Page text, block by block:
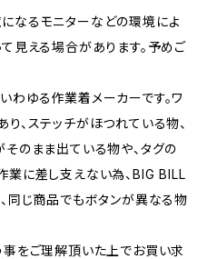
なるモニターなどの環境によ
見える場合があります。予めご
わゆる作業着メーカーです。ワ
、ステッチがほつれている物、
のまま出ている物や、タグの
業に差し支えない為、BIG BILL
同じ商品でもボタンが異なる物
事をご理解頂いた上でお買い求